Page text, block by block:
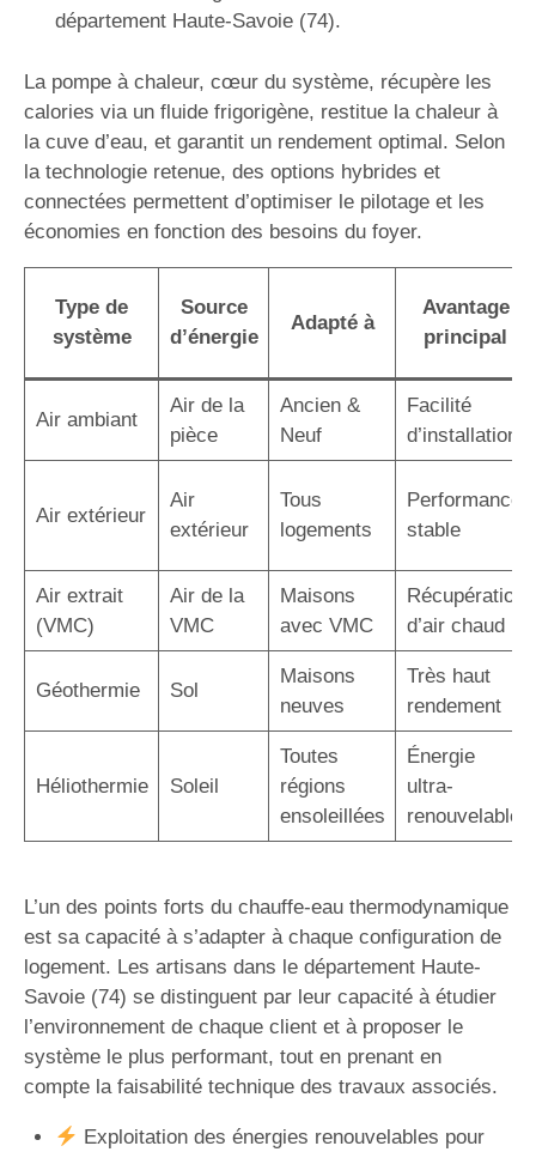
département Haute-Savoie (74).
La pompe à chaleur, cœur du système, récupère les
calories via un fluide frigorigène, restitue la chaleur à
la cuve d’eau, et garantit un rendement optimal. Selon
la technologie retenue, des options hybrides et
connectées permettent d’optimiser le pilotage et les
économies en fonction des besoins du foyer.
Type de
système
Source
d’énergie
Adapté à
Avantage
principal
Air ambiant
Air de la
pièce
Ancien &
Neuf
Facilité
d’installation
Air extérieur
Air
extérieur
Tous
logements
Performance
stable
Air extrait
(VMC)
Air de la
VMC
Maisons
avec VMC
Récupération
d’air chaud
Géothermie Sol
Maisons
neuves
Très haut
rendement
Héliothermie Soleil
Toutes
régions
ensoleillées
Énergie
ultra-
renouvelable
L’un des points forts du chauffe-eau thermodynamique
est sa capacité à s’adapter à chaque configuration de
logement. Les artisans dans le département Haute-
Savoie (74) se distinguent par leur capacité à étudier
l’environnement de chaque client et à proposer le
système le plus performant, tout en prenant en
compte la faisabilité technique des travaux associés.
Exploitation des énergies renouvelables pour